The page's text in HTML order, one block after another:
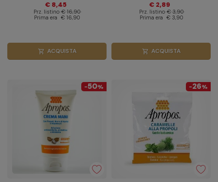
€ 8,45
Prz. listino € 16,90
Prima era € 16,90
shopping_cart ACQUISTA
€ 2,89
Prz. listino € 3,90
Prima era € 3,90
shopping_cart ACQUISTA
-50% -26%